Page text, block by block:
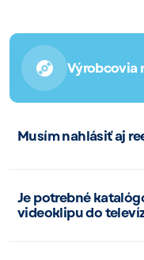
Výrobcovia
Musím nahlásiť aj
Je potrebné
videoklipu do